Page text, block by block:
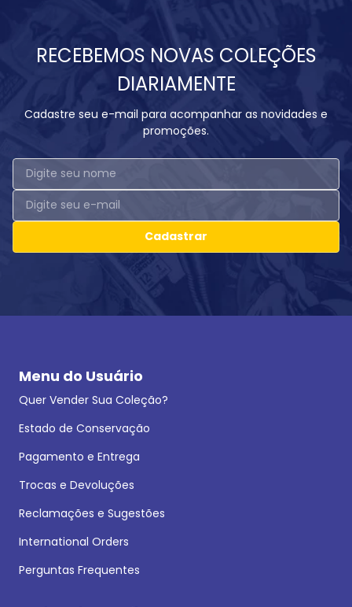
RECEBEMOS NOVAS COLEÇÕES
DIARIAMENTE
Cadastre seu e-mail para acompanhar as novidades e
promoções.
Cadastrar
Menu do Usuário
Quer Vender Sua Coleção?
Estado de Conservação
Pagamento e Entrega
Trocas e Devoluções
Reclamações e Sugestões
International Orders
Perguntas Frequentes